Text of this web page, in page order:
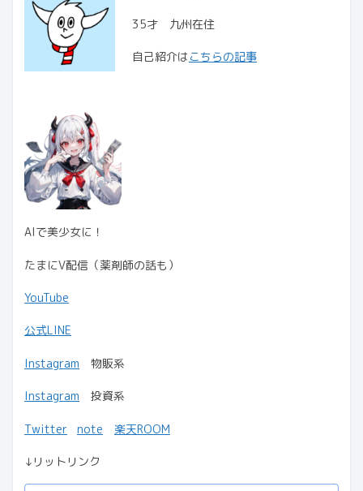
35才 九州在住
自己紹介はこちらの記事
AIで美少女に！
たまにV配信（薬剤師の話も）
YouTube
公式LINE
Instagram 物販系
Instagram 投資系
Twitter note 楽天ROOM
↓リットリンク